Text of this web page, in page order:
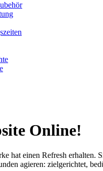
Online!
hat einen Refresh erhalten.
agieren: zielgerichtet,